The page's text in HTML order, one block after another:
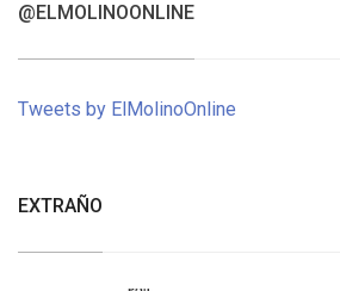
@ELMOLINOONLINE
Tweets by ElMolinoOnline
EXTRAÑO